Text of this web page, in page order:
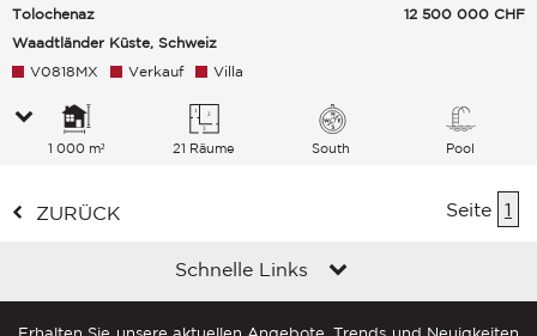
Tolochenaz
Waadtländer Küste, Schweiz
12 500 000 CHF
V0818MX Verkauf Villa
1 000 m² 21 Räume South Pool
ZURÜCK Seite 1
Schnelle Links